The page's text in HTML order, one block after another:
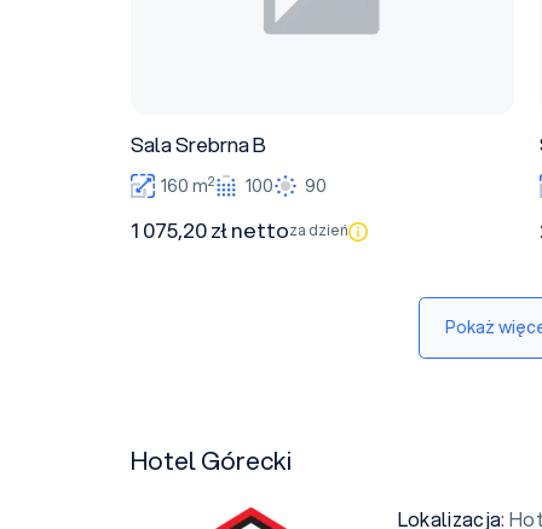
Sala Srebrna B
160 m2 100 90
1 075,20 zł nettoza dzień
Pokaż
Hotel Górecki
Lokalizacja: